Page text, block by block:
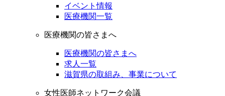
イベント情報
医療機関一覧
医療機関の皆さまへ
医療機関の皆さまへ
求人一覧
滋賀県の取組み、事業について
女性医師ネットワーク会議